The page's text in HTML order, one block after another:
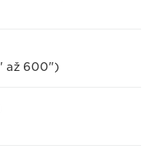
až 600")